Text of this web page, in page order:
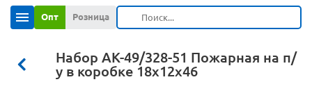
Опт Розница
Набор АК-49/328-51 Пожарная на п/
у в коробке 18х12х46